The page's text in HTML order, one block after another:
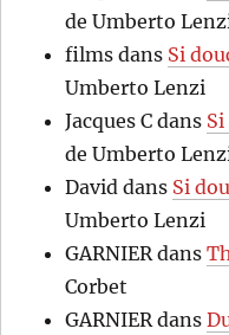
de Umberto
films dans Si
Umberto Lenzi
Jacques C dans
de Umberto
David dans Si
Umberto Lenzi
GARNIER dans
Corbet
GARNIER dans